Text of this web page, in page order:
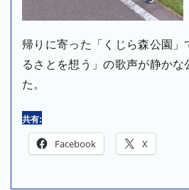
帰りに寄った「くじら森公園」
るさとを想う」の歌声が静かな
た。
共有:
Facebook X